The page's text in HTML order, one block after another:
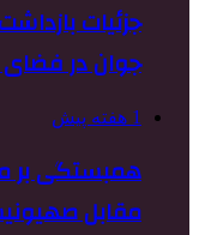
جزئیات
جوان در
1 هفته پیش
همبستگی بر
مقابل